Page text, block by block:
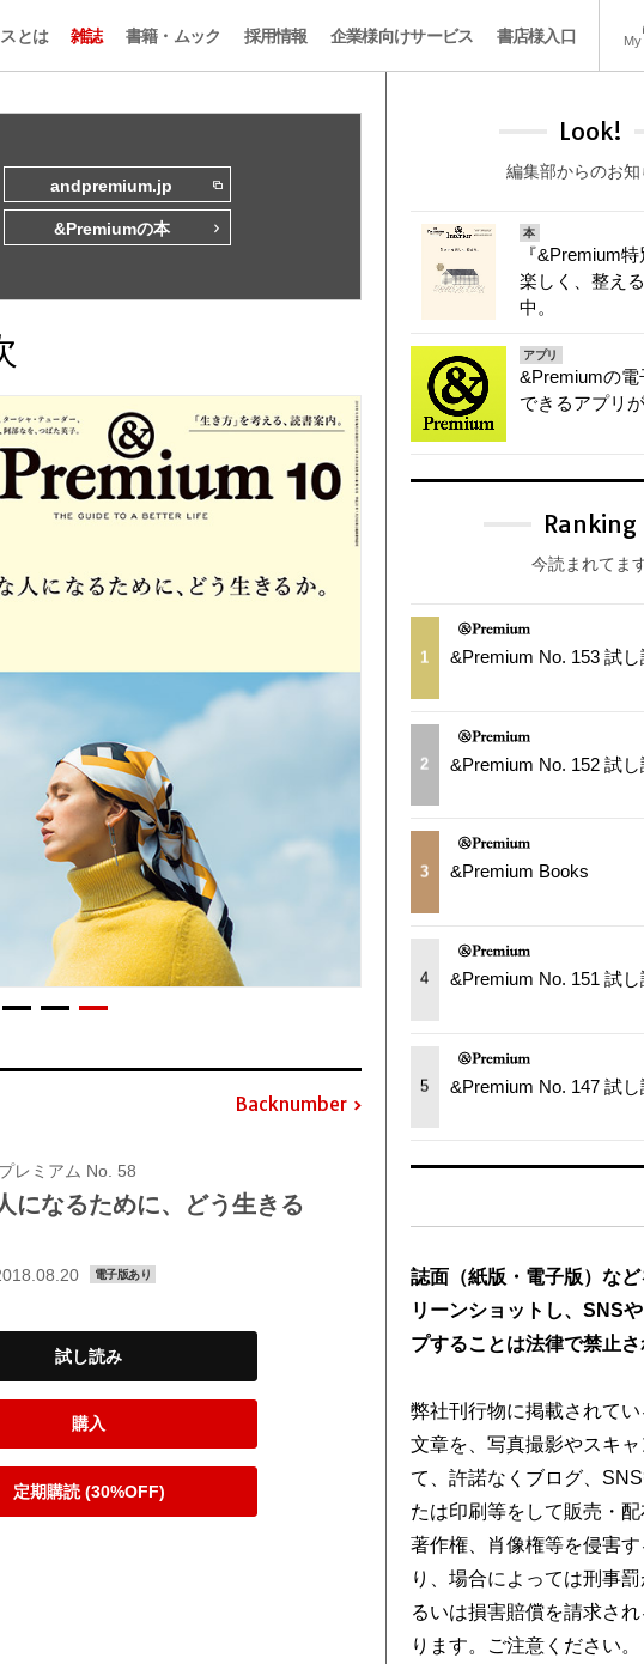
とは 雑誌 書籍・ムック 採用情報 企業様向けサービス 書店様入口 My
andpremium.jp
&Premiumの本
Backnumber
レミアム No. 58
になるために、どう生きる
電子版あり
試し読み
購入
定期購読 (30%OFF)
Look!
編集部からのお知
本
『&Premium
楽しく、整え
中。
アプリ
&Premiumの
できるアプリ
Ranking
今読まれてま
1 &Premium No. 153 試
2 &Premium No. 152 試
3 &Premium Books
4 &Premium No. 151 試
5 &Premium No. 147 試
誌面（紙版・電子版）な
リーンショットし、SNS
プすることは法律で禁止さ
弊社刊行物に掲載されて
文章を、写真撮影やスキ
て、許諾なくブログ、
たは印刷等をして販売・
著作権、肖像権等を侵害
り、場合によっては刑事
るいは損害賠償を請求さ
ります。ご注意ください。